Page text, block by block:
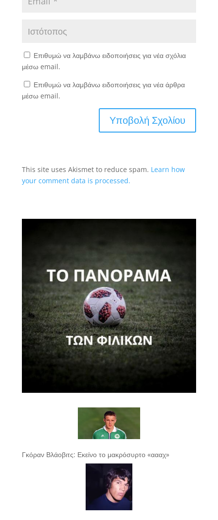
Επιθυμώ να λαμβάνω ειδοποιήσεις για νέα σχόλια
μέσω email.
Επιθυμώ να λαμβάνω ειδοποιήσεις για νέα άρθρα
μέσω email.
This site uses Akismet to reduce spam. Learn how
your comment data is processed.
Γκόραν Βλάοβιτς: Εκείνο το μακρόσυρτο «αααχ»